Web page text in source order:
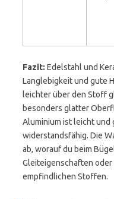
Fazit: Edelstahl und
Langlebigkeit und gute
leichter über den Stoff
besonders glatter
Aluminium ist leicht und
widerstandsfähig. Die
ab, worauf du beim
Gleiteigenschaften
empfindlichen Stoffen.